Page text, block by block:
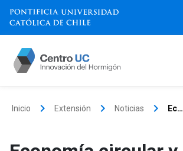
Inicio keyboard_arrow_right Extensión keyboard_arrow_right Noticias keyboard_arrow_right Economía circular y adopción de nuevas tecnologías impulsan el uso de fibras en el hormigón para construcción vial, subterránea y de vivienda